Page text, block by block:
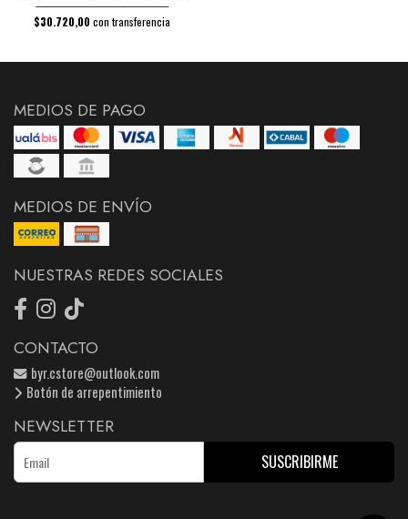
$30.720,00 con transferencia
MEDIOS DE PAGO
MEDIOS DE ENVÍO
NUESTRAS REDES SOCIALES
CONTACTO
byr.cstore@outlook.com
Botón de arrepentimiento
NEWSLETTER
SUSCRIBIRME